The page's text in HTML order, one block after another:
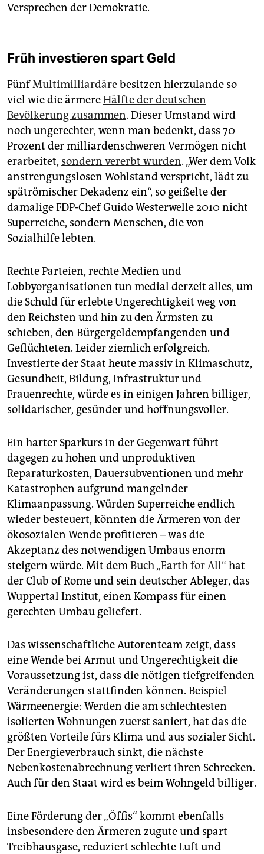
Versprechen der Demokratie.
Früh investieren spart Geld
FünfMultimilliardärebesitzen hierzulande so
viel wie die ärmereHälfte der deutschen
Bevölkerung zusammen. Dieser Umstand wird
noch ungerechter, wenn man bedenkt, dass 70
Prozent der milliardenschweren Vermögen nicht
erarbeitet, sondern vererbt wurden. „Wer dem Volk
anstrengungslosen Wohlstand verspricht, lädt zu
spätrömischer Dekadenz ein“, so geißelte der
damalige FDP-Chef Guido Westerwelle 2010 nicht
Superreiche, sondern Menschen, die von
Sozialhilfe lebten.
Rechte Parteien, rechte Medien und
Lobbyorganisationen tun medial derzeit alles, um
die Schuld für erlebte Ungerechtigkeit weg von
den Reichsten und hin zu den Ärmsten zu
schieben, den Bürgergeldempfangenden und
Geflüchteten. Leider ziemlich erfolgreich.
Investierte der Staat heute massiv in Klimaschutz,
Gesundheit, Bildung, In­frastruktur und
Frauenrechte, würde es in einigen Jahren billiger,
solidarischer, gesünder und hoffnungsvoller.
Ein harter Sparkurs in der Gegenwart führt
dagegen zu hohen und unproduktiven
Reparaturkosten, Dauersubventionen und mehr
Katastrophen aufgrund mangelnder
Klimaanpassung. Würden Superreiche endlich
wieder besteuert, könnten die Ärmeren von der
ökosozialen Wende profitieren – was die
Akzeptanz des notwendigen Umbaus enorm
steigern würde. Mit demBuch „Earth for All“ hat
der Club of Rome und sein deutscher Ableger, das
Wuppertal Institut, einen Kompass für einen
gerechten Umbau geliefert.
Das wissenschaftliche Autorenteam zeigt, dass
eine Wende bei Armut und Ungerechtigkeit die
Voraussetzung ist, dass die nötigen tiefgreifenden
Veränderungen stattfinden können. Beispiel
Wärmeenergie: Werden die am schlechtesten
isolierten Wohnungen zuerst saniert, hat das die
größten Vorteile fürs Klima und aus so­zia­ler Sicht.
Der Energieverbrauch sinkt, die nächste
Nebenkostenabrechnung verliert ihren Schrecken.
Auch für den Staat wird es beim Wohngeld billiger.
Eine Förderung der „Öffis“ kommt ebenfalls
insbesondere den Ärmeren zugute und spart
Treib­hausgase, reduziert schlechte Luft und